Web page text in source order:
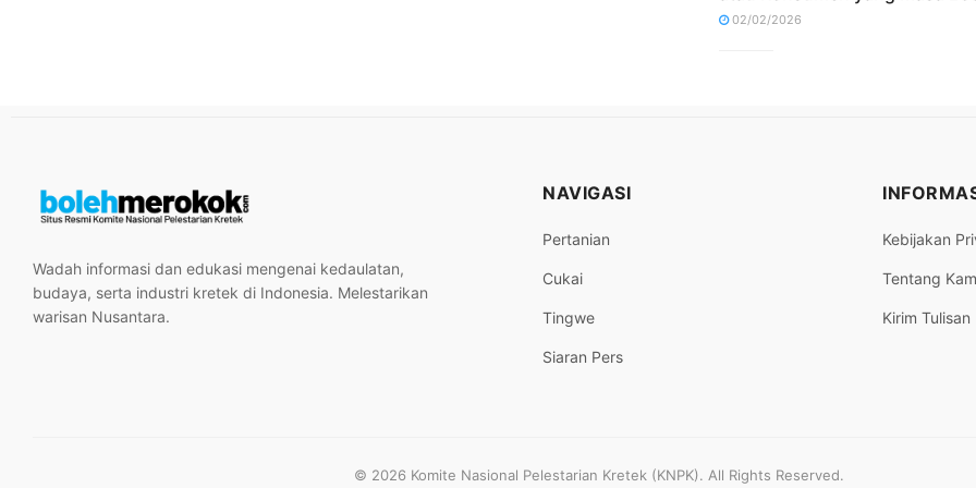
02/02/2026
Wadah informasi dan edukasi mengenai kedaulatan,
budaya, serta industri kretek di Indonesia. Melestarikan
warisan Nusantara.
NAVIGASI
Pertanian
Cukai
Tingwe
Siaran Pers
Kebijakan
Tentang
Kirim Tulisan
© 2026 Komite Nasional Pelestarian Kretek (KNPK). All Rights Reserved.